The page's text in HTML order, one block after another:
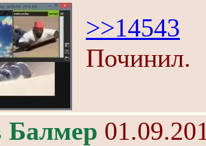
>>14543
Починил.
Балмер